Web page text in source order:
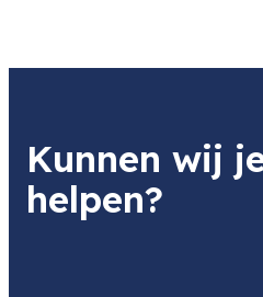
Kunnen wij
helpen?